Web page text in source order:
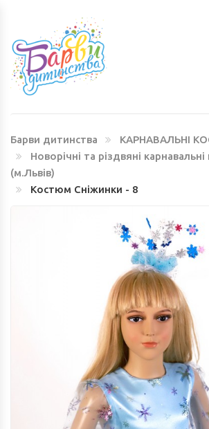
КАРНАВАЛЬНІ КОСТЮМИ ПОРИ РОКУ
І ПРИРОДА (М.ЛЬВІВ)
ГОРОД НАПРОКАТ (М.ЛЬВІВ)
КАРНАВАЛЬНІ КОСТЮМИ ЗВІРЯТ ТА
ТВАРИНОК (М.ЛЬВІВ)
КАРНАВАЛЬНІ КОСТЮМИ ПТАХІВ ТА
КАРНАВАЛЬНІ КОСТЮМИ КВІТІВ ТА
КАРНАВАЛЬНІ КОСТЮМИ КАЗКОВИХ
СВЯТКОВІ СУКНІ
Барви дитинства
КАРНАВАЛЬНІ
Новорічні та різдвяні
(м.Львів)
Костюм Сніжинки - 8